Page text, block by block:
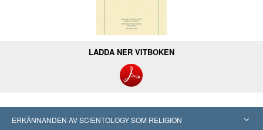
LADDA NER VITBOKEN
ERKÄNNANDEN AV SCIENTOLOGY SOM RELIGION